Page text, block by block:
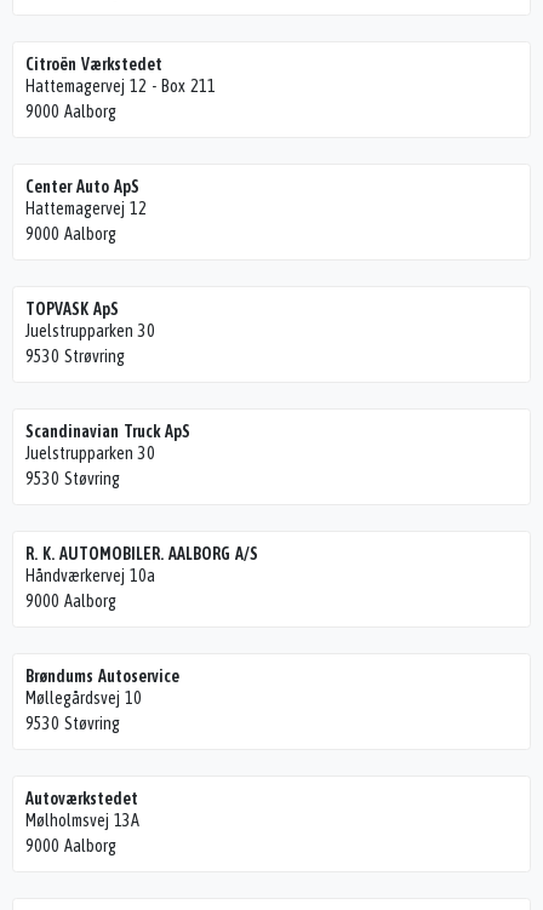
Citroën Værkstedet
Hattemagervej 12 - Box 211
9000 Aalborg
Center Auto ApS
Hattemagervej 12
9000 Aalborg
TOPVASK ApS
Juelstrupparken 30
9530 Strøvring
Scandinavian Truck ApS
Juelstrupparken 30
9530 Støvring
R. K. AUTOMOBILER. AALBORG A/S
Håndværkervej 10a
9000 Aalborg
Brøndums Autoservice
Møllegårdsvej 10
9530 Støvring
Autoværkstedet
Mølholmsvej 13A
9000 Aalborg